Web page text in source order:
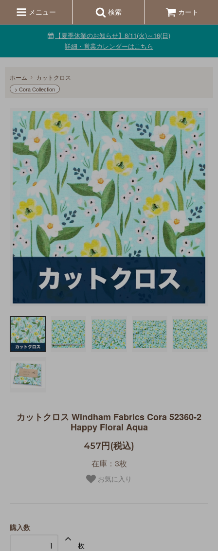
メニュー 検索 カート
【夏季休業のお知らせ】8/11(火)～16(日)
詳細・営業カレンダーはこちら
ホーム カットクロス
> Cora Collection
カットクロス Windham Fabrics Cora 52360-2
Happy Floral Aqua
457円(税込)
在庫：3枚
お気に入り
購入数
枚